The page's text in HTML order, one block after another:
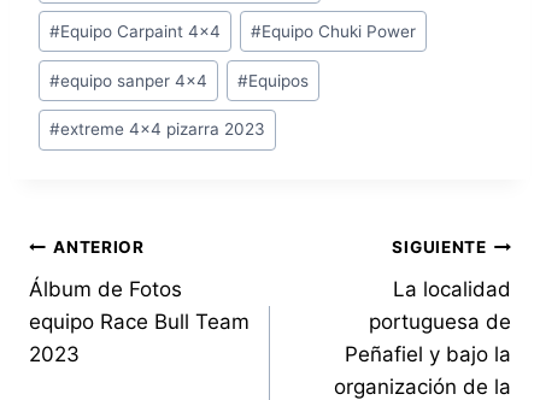
entrada:
#Equipo Carpaint 4x4 #Equipo Chuki Power
#equipo sanper 4x4 #Equipos
#extreme 4x4 pizarra 2023
Navegación
de
entradas
ANTERIOR
Álbum de Fotos
equipo Race Bull Team
2023
SIGUIENTE
La localidad
portuguesa de
Peñafiel y bajo la
organización de la